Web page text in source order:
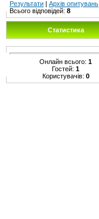
Результати | Архів опитувань
Всього відповідей: 8
Статистика
Онлайн всього: 1
Гостей: 1
Користувачів: 0